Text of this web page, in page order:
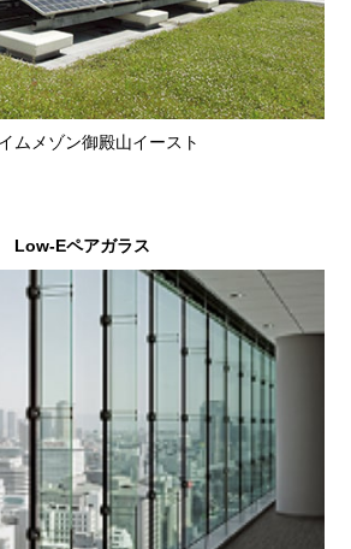
ムメゾン御殿山イースト
Low-Eペアガラス